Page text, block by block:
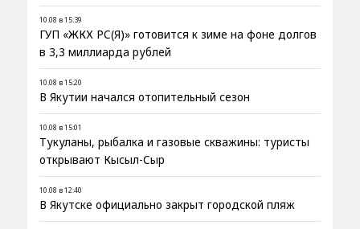
10.08 в 15:39
ГУП «ЖКХ РС(Я)» готовится к зиме на фоне долгов
в 3,3 миллиарда рублей
10.08 в 15:20
В Якутии начался отопительный сезон
10.08 в 15:01
Тукуланы, рыбалка и газовые скважины: туристы
открывают Кысыл-Сыр
10.08 в 12:40
В Якутске официально закрыт городской пляж